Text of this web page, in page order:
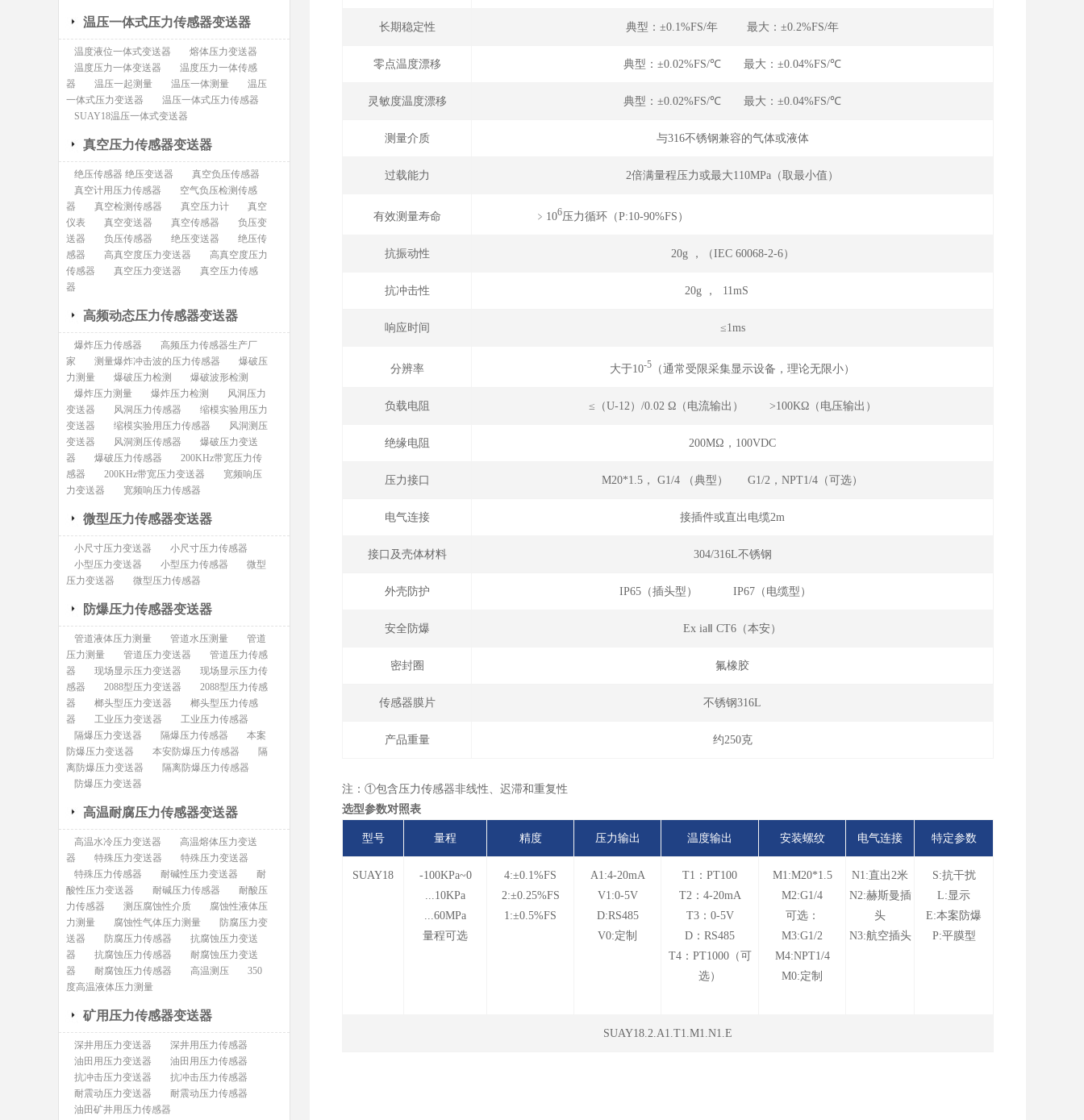
长期稳定性 典型：±0.1%FS/年 最大：±0.2%FS/年
零点温度漂移 典型：±0.02%FS/℃ 最大：±0.04%FS/℃
灵敏度温度漂移 典型：±0.02%FS/℃ 最大：±0.04%FS/℃
测量介质 与316不锈钢兼容的气体或液体
过载能力 2倍满量程压力或最大110MPa（取最小值）
有效测量寿命 ﹥106压力循环（P:10-90%FS）
抗振动性 20g ，（IEC 60068-2-6）
抗冲击性 20g ， 11mS
响应时间 ≤1ms
分辨率 大于10-5 （通常受限采集显示设备，理论无限小）
负载电阻 ≤（U-12）/0.02 Ω（电流输出） >100KΩ（电压输出）
绝缘电阻 200MΩ，100VDC
压力接口 M20*1.5， G1/4 （典型） G1/2，NPT1/4（可选）
电气连接 接插件或直出电缆2m
接口及壳体材料 304/316L不锈钢
外壳防护 IP65（插头型） IP67（电缆型）
安全防爆 Ex iaⅡ CT6（本安）
密封圈 氟橡胶
传感器膜片 不锈钢316L
产品重量 约250克
注：①包含压力传感器非线性、迟滞和重复性
选型参数对照表
型号 量程 精度 压力输出 温度输出 安装螺纹 电气连接 特定参数
SUAY18
-100KPa~0
...10KPa
...60MPa
量程可选
4:±0.1%FS
2:±0.25%FS
1:±0.5%FS
A1:4-20mA
V1:0-5V
D:RS485
V0:定制
T1：PT100
T2：4-20mA
T3：0-5V
D：RS485
T4：PT1000（可
选）
M1:M20*1.5
M2:G1/4
可选：
M3:G1/2
M4:NPT1/4
M0:定制
N1:直出2米
N2:赫斯曼插
头
N3:航空插头
S:抗干扰
L:显示
E:本案防爆
P:平膜型
SUAY18.2.A1.T1.M1.N1.E
温压一体式压力传感器变送器
温度液位一体式变送器
熔体压力变送器
温度压力一体变送器
温度压力一体传感
器
温压一起测量 温压一体测量
温压
一体式压力变送器
温压一体式压力传感器
SUAY18温压一体式变送器
真空压力传感器变送器
绝压传感器 绝压变送器
真空负压传感器
真空计用压力传感器
空气负压检测传感
器
真空检测传感器 真空压力计
真空
仪表
真空变送器 真空传感器
负压变
送器
负压传感器 绝压变送器
绝压传
感器
高真空度压力变送器
高真空度压力
传感器
真空压力变送器
真空压力传感
器
高频动态压力传感器变送器
爆炸压力传感器
高频压力传感器生产厂
家
测量爆炸冲击波的压力传感器
爆破压
力测量
爆破压力检测
爆破波形检测
爆炸压力测量
爆炸压力检测
风洞压力
变送器
风洞压力传感器
缩模实验用压力
变送器
缩模实验用压力传感器
风洞测压
变送器
风洞测压传感器
爆破压力变送
器
爆破压力传感器
200KHz带宽压力传
感器
200KHz带宽压力变送器
宽频响压
力变送器
宽频响压力传感器
微型压力传感器变送器
小尺寸压力变送器
小尺寸压力传感器
小型压力变送器
小型压力传感器
微型
压力变送器
微型压力传感器
防爆压力传感器变送器
管道液体压力测量 管道水压测量
管道
压力测量
管道压力变送器
管道压力传感
器
现场显示压力变送器
现场显示压力传
感器
2088型压力变送器
2088型压力传感
器
榔头型压力变送器
榔头型压力传感
器
工业压力变送器
工业压力传感器
隔爆压力变送器
隔爆压力传感器
本案
防爆压力变送器
本安防爆压力传感器
隔
离防爆压力变送器
隔离防爆压力传感器
防爆压力变送器
高温耐腐压力传感器变送器
高温水冷压力变送器
高温熔体压力变送
器
特殊压力变送器
特殊压力变送器
特殊压力传感器
耐碱性压力变送器
耐
酸性压力变送器
耐碱压力传感器
耐酸压
力传感器
测压腐蚀性介质
腐蚀性液体压
力测量
腐蚀性气体压力测量
防腐压力变
送器
防腐压力传感器
抗腐蚀压力变送
器
抗腐蚀压力传感器
耐腐蚀压力变送
器
耐腐蚀压力传感器 高温测压
350
度高温液体压力测量
矿用压力传感器变送器
深井用压力变送器
深井用压力传感器
油田用压力变送器
油田用压力传感器
抗冲击压力变送器
抗冲击压力传感器
耐震动压力变送器
耐震动压力传感器
油田矿井用压力传感器